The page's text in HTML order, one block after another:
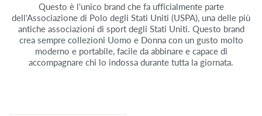
Questo è l'unico brand che fa ufficialmente parte
dell'Associazione di Polo degli Stati Uniti (USPA), una delle più
antiche associazioni di sport degli Stati Uniti. Questo brand
crea sempre collezioni Uomo e Donna con un gusto molto
moderno e portabile, facile da abbinare e capace di
accompagnare chi lo indossa durante tutta la giornata.